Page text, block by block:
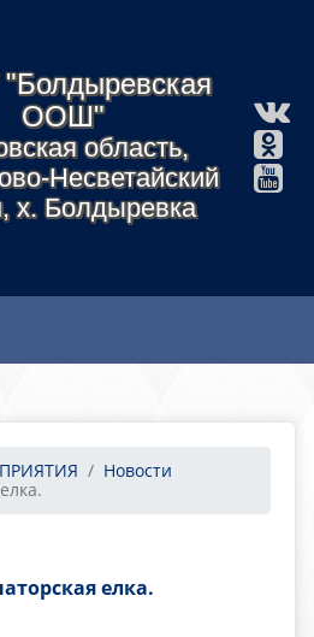
ООШ"
область,
Несветайский
х. Болдыревка
Новости
елка.